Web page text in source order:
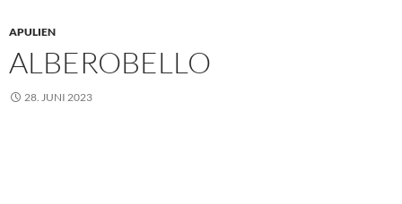
APULIEN
ALBEROBELLO
28. JUNI 2023